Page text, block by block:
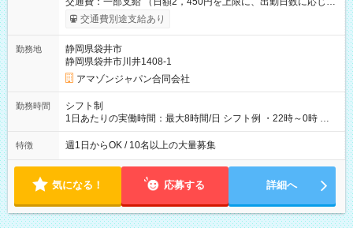
実費支給） ※22:00～翌5:00までは時給25%UP！ ■給与前払い
制度あり ※前払い額の上限あり、手数料無料（Amazon負担）
交通費別途支給あり
勤務地
静岡県袋井市
静岡県袋井市川井1408-1
アマゾンジャパン合同会社
勤務時間
シフト制
1日あたりの実働時間：最大8時間/日 シフト例 ・22時～0時 入
社後、就業可能シフトをご確認の上、申請してください。
特徴 週1日からOK / 10名以上の大量募集
気になる！ 応募する 詳細へ